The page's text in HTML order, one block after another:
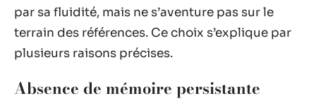
par sa fluidité, mais ne s’aventure pas sur le
terrain des références. Ce choix s’explique par
plusieurs raisons précises.
Absence de mémoire persistante